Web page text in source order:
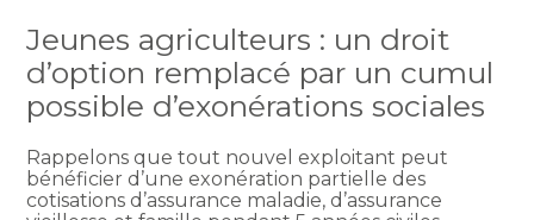
Jeunes agriculteurs : un droit
d’option remplacé par un cumul
possible d’exonérations sociales
Rappelons que tout nouvel exploitant peut
bénéficier d’une exonération partielle des
cotisations d’assurance maladie, d’assurance